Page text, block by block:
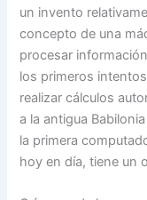
un invento
concepto de una
procesar
los primeros
realizar cálculos
a la antigua
la primera
hoy en día, tiene un